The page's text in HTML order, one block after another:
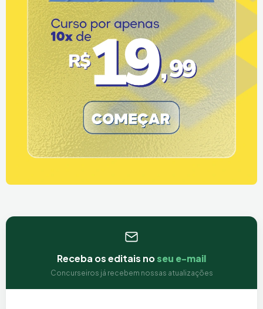
Receba os editais noseu e-mail
Concurseiros já recebem nossas atualizações